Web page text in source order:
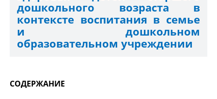
дошкольного возраста в
контексте воспитания в семье
и дошкольном
образовательном учреждении
СОДЕРЖАНИЕ